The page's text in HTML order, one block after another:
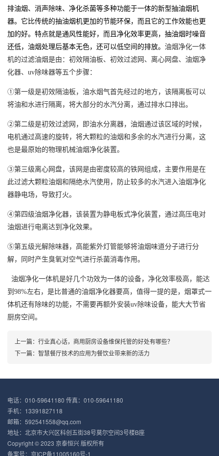
排油烟、消声除味、净化杀菌等多种功能于一体的新型抽油烟机
器。它比传统的抽油烟机更加的节能环保，而且它的工作效能也更
加的好。特点就是通风性能好，而且净化效率更高，抽油烟时噪音
还低，油烟处理后基本无色，还可以低空间的排放。 油烟净化一体
机的过滤油烟是由：初效隔油板、初效过滤网、离心网盘、油烟净
化器、 uv除味器等五个步骤：
①第一级是初效隔油板，油水烟气首先经过的地方，该隔离板可以
将油和水进行隔离，将大部分的水汽分离，通过排水口排出。
②第二级是初效过滤网，即油水分离器，油烟通过该区域的时候，
电机通过高速的旋转，将大颗粒的油烟和多余的水汽进行分离，这
也是最原始的物理机械油烟净化装置。
③第三级离心网盘，该网是由密度较高的铁网组成，主要作用是在
此过滤大颗粒油烟和隔绝水汽使用，防止较多的水汽进入油烟净化
器静电场，导致打火。
④第四级油烟净化器，该装置为静电板式净化装置，通过高压电对
油烟进行电离达到净化效果。
⑤第五级光解除味器，高能紫外灯管能够将油烟味道分子进行分
解，同时产生臭氧对空气进行杀菌消毒作用。
油烟净化一体机是好几个功效为一体的设备，净化效率极高，能达
到 98%左右，是比普通的油烟净化器要高，值得一提的是，烟罩式一
体机还有除味的功能，不需要再额外安装uv除味设备，能大大节省
厨房空间。
上一篇： 行业真心话，商用厨房设备维保托管的好处有哪些？
下一篇： 智慧餐厅技术的应用为餐饮业带来新的活力
电话：010-59641180 传真：010-59641180
手机：13391827118
邮箱：592541558@qq.com
地址：北京市大兴区科创五街38号莫尔空间3号楼B座
Copyright © 2023 京泰恒兴版权所有
备案号： 京ICP备11005160号-1